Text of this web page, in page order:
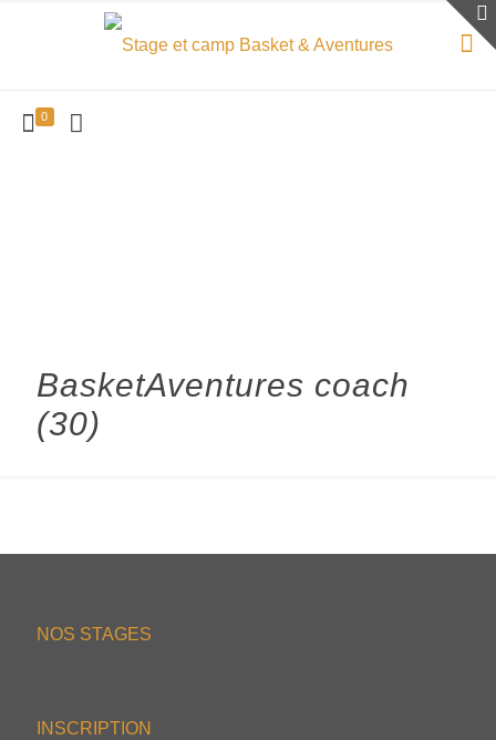
0
BasketAventures coach
(30)
NOS STAGES
INSCRIPTION